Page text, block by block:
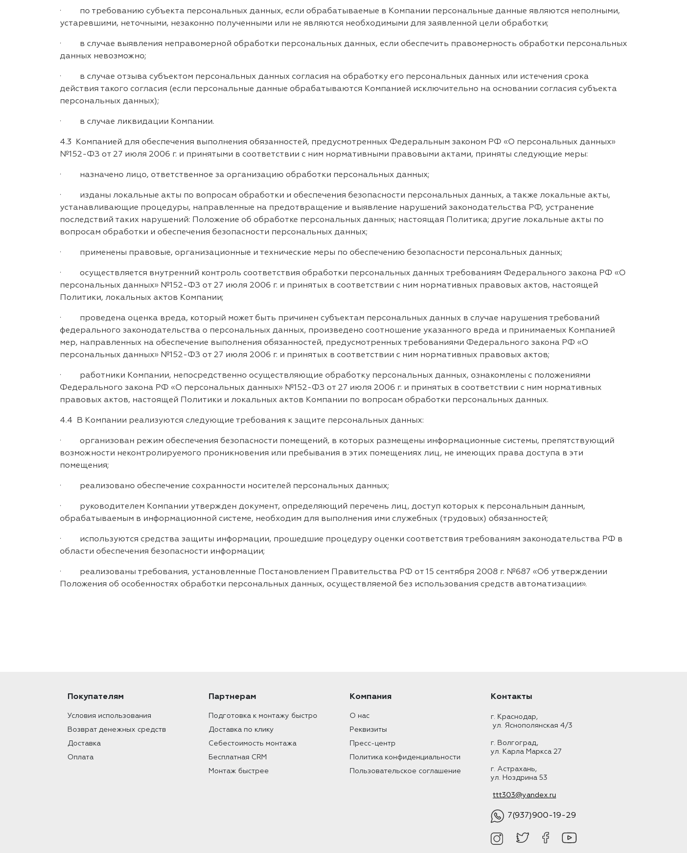
· по требованию субъекта персональных данных, если обрабатываемые в Компании персональные данные являются неполными,
устаревшими, неточными, незаконно полученными или не являются необходимыми для заявленной цели обработки;
· в случае выявления неправомерной обработки персональных данных, если обеспечить правомерность обработки персональных
данных невозможно;
· в случае отзыва субъектом персональных данных согласия на обработку его персональных данных или истечения срока
действия такого согласия (если персональные данные обрабатываются Компанией исключительно на основании согласия субъекта
персональных данных);
· в случае ликвидации Компании.
4.3 Компанией для обеспечения выполнения обязанностей, предусмотренных Федеральным законом РФ «О персональных данных»
№152-ФЗ от 27 июля 2006 г. и принятыми в соответствии с ним нормативными правовыми актами, приняты следующие меры:
· назначено лицо, ответственное за организацию обработки персональных данных;
· изданы локальные акты по вопросам обработки и обеспечения безопасности персональных данных, а также локальные акты,
устанавливающие процедуры, направленные на предотвращение и выявление нарушений законодательства РФ, устранение
последствий таких нарушений: Положение об обработке персональных данных; настоящая Политика; другие локальные акты по
вопросам обработки и обеспечения безопасности персональных данных;
· применены правовые, организационные и технические меры по обеспечению безопасности персональных данных;
· осуществляется внутренний контроль соответствия обработки персональных данных требованиям Федерального закона РФ «О
персональных данных» №152-ФЗ от 27 июля 2006 г. и принятых в соответствии с ним нормативных правовых актов, настоящей
Политики, локальных актов Компании;
· проведена оценка вреда, который может быть причинен субъектам персональных данных в случае нарушения требований
федерального законодательства о персональных данных, произведено соотношение указанного вреда и принимаемых Компанией
мер, направленных на обеспечение выполнения обязанностей, предусмотренных требованиями Федерального закона РФ «О
персональных данных» №152-ФЗ от 27 июля 2006 г. и принятых в соответствии с ним нормативных правовых актов;
· работники Компании, непосредственно осуществляющие обработку персональных данных, ознакомлены с положениями
Федерального закона РФ «О персональных данных» №152-ФЗ от 27 июля 2006 г. и принятых в соответствии с ним нормативных
правовых актов, настоящей Политики и локальных актов Компании по вопросам обработки персональных данных.
4.4 В Компании реализуются следующие требования к защите персональных данных:
· организован режим обеспечения безопасности помещений, в которых размещены информационные системы, препятствующий
возможности неконтролируемого проникновения или пребывания в этих помещениях лиц, не имеющих права доступа в эти
помещения;
· реализовано обеспечение сохранности носителей персональных данных;
· руководителем Компании утвержден документ, определяющий перечень лиц, доступ которых к персональным данным,
обрабатываемым в информационной системе, необходим для выполнения ими служебных (трудовых) обязанностей;
· используются средства защиты информации, прошедшие процедуру оценки соответствия требованиям законодательства РФ в
области обеспечения безопасности информации;
· реализованы требования, установленные Постановлением Правительства РФ от 15 сентября 2008 г. №687 «Об утверждении
Положения об особенностях обработки персональных данных, осуществляемой без использования средств автоматизации».
Покупателям
Условия использования
Возврат денежных средств
Доставка
Оплата
Партнерам
Подготовка к монтажу быстро
Доставка по клику
Себестоимость монтажа
Бесплатная СRM
Moнтаж быстрее
Компания
О нас
Реквизиты
Пресс-центр
Политика конфиденциальности
Пользовательское соглашение
Контакты
г. Краснодар,
ул. Яснополянская 4/3
г. Волгоград,
ул. Карла Маркса 27
г. Астрахань,
ул. Ноздрина 53
ttt303@yandex.ru
7(937)900-19-29